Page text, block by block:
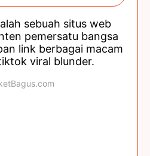
sebuah situs web
pemersatu bangsa
link berbagai macam
viral blunder.